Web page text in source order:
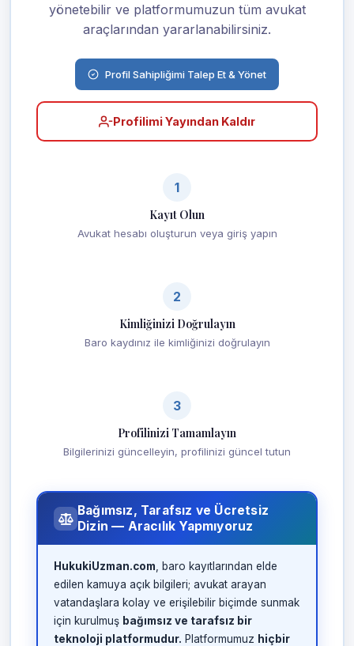
yönetebilir ve platformumuzun tüm avukat
araçlarından yararlanabilirsiniz.
Profil Sahipliğimi Talep Et & Yönet
Profilimi Yayından Kaldır
1
Kayıt Olun
Avukat hesabı oluşturun veya giriş yapın
2
Kimliğinizi Doğrulayın
Baro kaydınız ile kimliğinizi doğrulayın
3
Profilinizi Tamamlayın
Bilgilerinizi güncelleyin, profilinizi güncel tutun
Bağımsız, Tarafsız ve Ücretsiz
Dizin — Aracılık Yapmıyoruz
HukukiUzman.com , baro kayıtlarından elde
edilen kamuya açık bilgileri; avukat arayan
vatandaşlara kolay ve erişilebilir biçimde sunmak
için kurulmuş bağımsız ve tarafsız bir
teknoloji platformudur. Platformumuz hiçbir